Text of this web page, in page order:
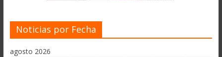
Noticias por Fecha
agosto 2026